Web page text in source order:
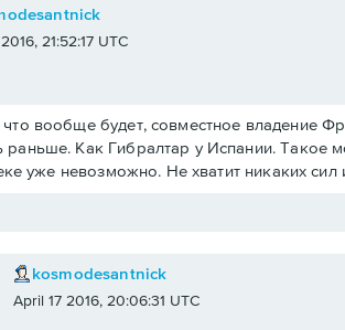
21:52:17 UTC
вообще будет, совместное владение
раньше. Как Гибралтар у Испании.
уже невозможно. Не хватит никаких
kosmodesantnick
April 17 2016, 20:06:31 UTC